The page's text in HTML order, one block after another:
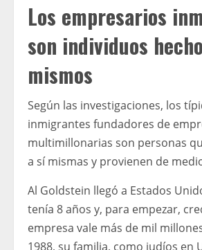
Los empresarios
son individuos
mismos
Según las investigaciones, los
inmigrantes fundadores de
multimillonarias son personas
a sí mismas y provienen de
Al Goldstein llegó a Estados
tenía 8 años y, para empezar,
empresa vale más de mil
1988, su familia, como judíos en